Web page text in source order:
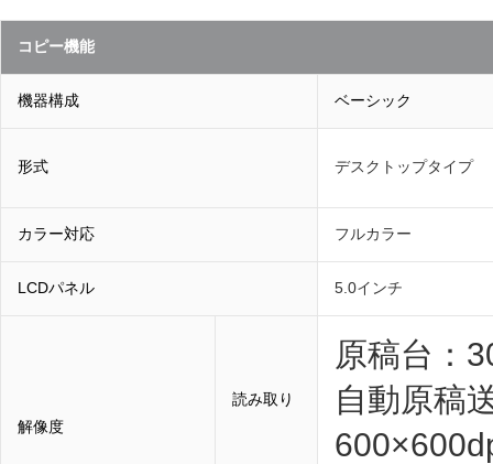
コピー機能
機器構成 ベーシック
形式 デスクトップタイプ
カラー対応 フルカラー
LCDパネル 5.0インチ
解像度
読み取り
原稿台：
自動原稿